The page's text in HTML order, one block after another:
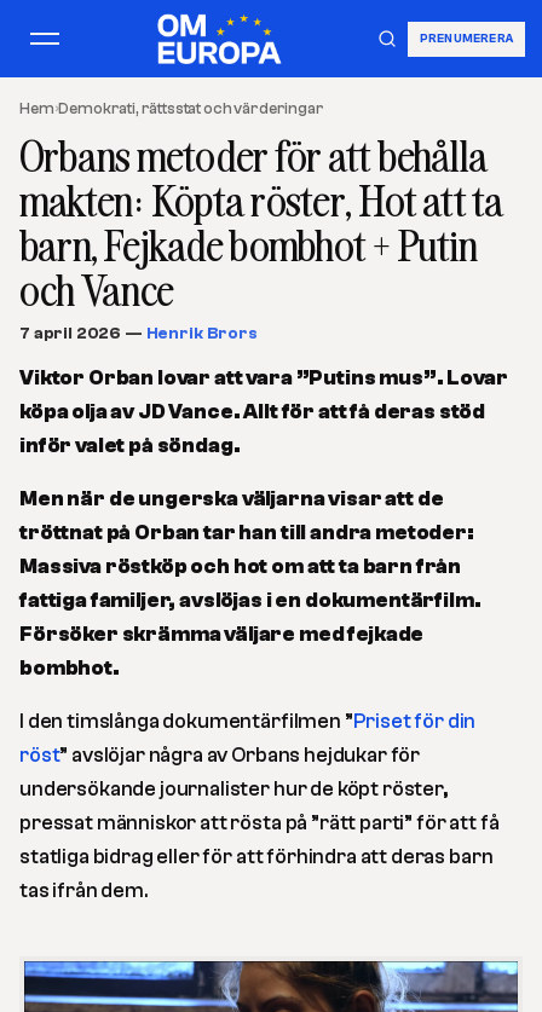
PRENUMERERA
Hem›Demokrati, rättsstat och värderingar
Orbans metoder för att behålla
makten: Köpta röster, Hot att ta
barn, Fejkade bombhot + Putin
och Vance
7 april 2026 — Henrik Brors
Viktor Orban lovar att vara ”Putins mus”. Lovar
köpa olja av JD Vance. Allt för att få deras stöd
inför valet på söndag.
Men när de ungerska väljarna visar att de
tröttnat på Orban tar han till andra metoder:
Massiva röstköp och hot om att ta barn från
fattiga familjer, avslöjas i en dokumentärfilm.
Försöker skrämma väljare med fejkade
bombhot.
I den timslånga dokumentärfilmen ”Priset för din
röst” avslöjar några av Orbans hejdukar för
undersökande journalister hur de köpt röster,
pressat människor att rösta på ”rätt parti” för att få
statliga bidrag eller för att förhindra att deras barn
tas ifrån dem.